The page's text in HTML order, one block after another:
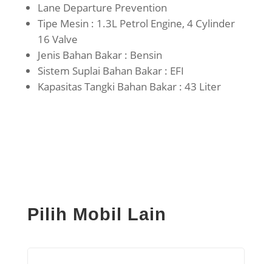
Lane Departure Prevention
Tipe Mesin : 1.3L Petrol Engine, 4 Cylinder
16 Valve
Jenis Bahan Bakar : Bensin
Sistem Suplai Bahan Bakar : EFI
Kapasitas Tangki Bahan Bakar : 43 Liter
Pilih Mobil Lain